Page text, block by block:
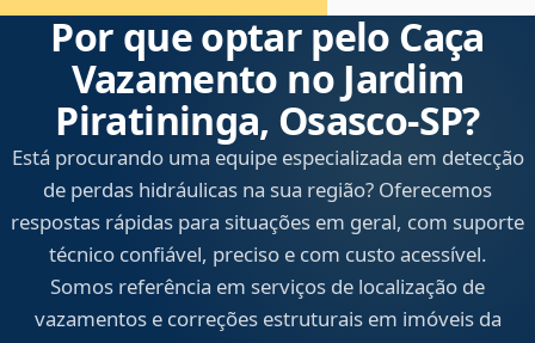
Por que optar pelo Caça
Vazamento no Jardim
Piratininga, Osasco‑SP?
Está procurando uma equipe especializada em detecção
de perdas hidráulicas na sua região? Oferecemos
respostas rápidas para situações em geral, com suporte
técnico confiável, preciso e com custo acessível.
Somos referência em serviços de localização de
vazamentos e correções estruturais em imóveis da